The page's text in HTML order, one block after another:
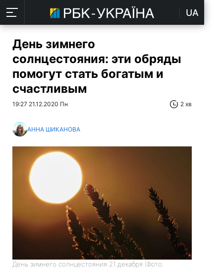
UA
День зимнего
солнцестояния: эти обряды
помогут стать богатым и
счастливым
19:27 21.12.2020 Пн 2 хв
АННА ШИКАНОВА
День зимнего солнцестояния 21 декабря (Фото: